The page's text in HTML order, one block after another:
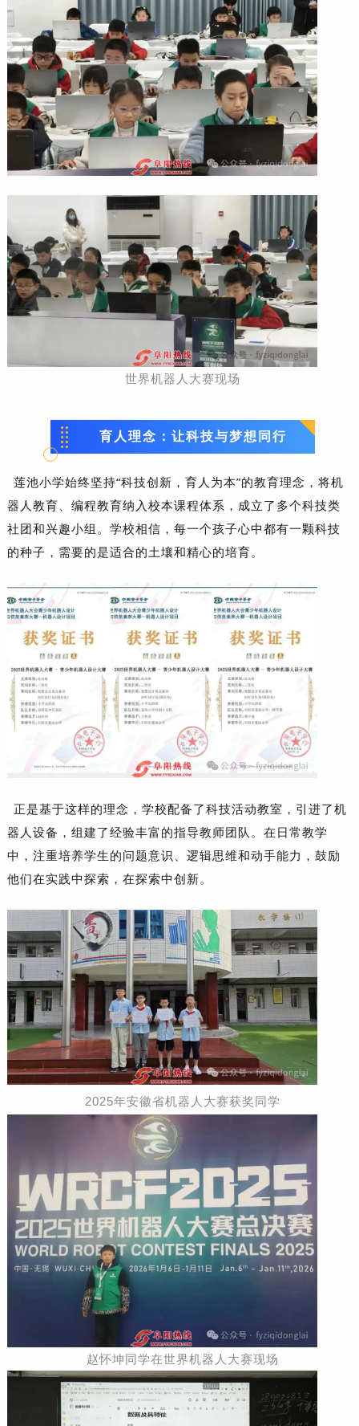
世界机器人大赛现场
育人理念：让科技与梦想同行
莲池小学始终坚持“科技创新，育人为本”的教育理念，将机
器人教育、编程教育纳入校本课程体系，成立了多个科技类
社团和兴趣小组。学校相信，每一个孩子心中都有一颗科技
的种子，需要的是适合的土壤和精心的培育。
正是基于这样的理念，学校配备了科技活动教室，引进了机
器人设备，组建了经验丰富的指导教师团队。在日常教学
中，注重培养学生的问题意识、逻辑思维和动手能力，鼓励
他们在实践中探索，在探索中创新。
2025年安徽省机器人大赛获奖同学
赵怀坤同学在世界机器人大赛现场